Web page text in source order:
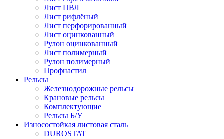
Лист ПВЛ
Лист рифлёный
Лист перфорированный
Лист оцинкованный
Рулон оцинкованный
Лист полимерный
Рулон полимерный
Профнастил
Рельсы
Железнодорожные рельсы
Крановые рельсы
Комплектующие
Рельсы Б/У
Износостойкая листовая сталь
DUROSTAT